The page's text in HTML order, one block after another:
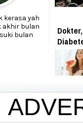
kerasa yah
akhir bulan
bulan